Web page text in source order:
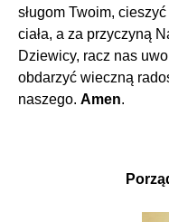
sługom Twoim,
ciała, a za przyczyną
Dziewicy, racz nas
obdarzyć wieczną
naszego. Amen.